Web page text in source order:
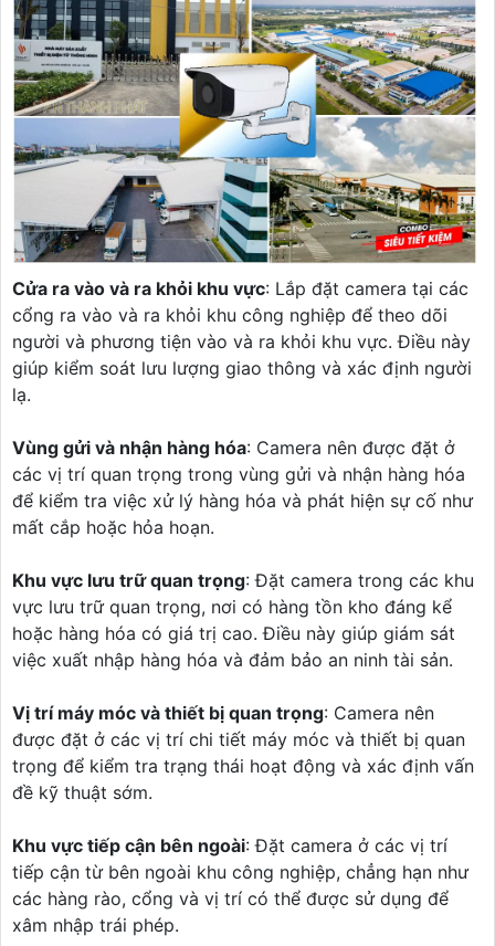
Cửa ra vào và ra khỏi khu vực: Lắp đặt camera tại các
cổng ra vào và ra khỏi khu công nghiệp để theo dõi
người và phương tiện vào và ra khỏi khu vực. Điều này
giúp kiểm soát lưu lượng giao thông và xác định người
lạ.
Vùng gửi và nhận hàng hóa: Camera nên được đặt ở
các vị trí quan trọng trong vùng gửi và nhận hàng hóa
để kiểm tra việc xử lý hàng hóa và phát hiện sự cố như
mất cắp hoặc hỏa hoạn.
Khu vực lưu trữ quan trọng: Đặt camera trong các khu
vực lưu trữ quan trọng, nơi có hàng tồn kho đáng kể
hoặc hàng hóa có giá trị cao. Điều này giúp giám sát
việc xuất nhập hàng hóa và đảm bảo an ninh tài sản.
Vị trí máy móc và thiết bị quan trọng: Camera nên
được đặt ở các vị trí chi tiết máy móc và thiết bị quan
trọng để kiểm tra trạng thái hoạt động và xác định vấn
đề kỹ thuật sớm.
Khu vực tiếp cận bên ngoài: Đặt camera ở các vị trí
tiếp cận từ bên ngoài khu công nghiệp, chẳng hạn như
các hàng rào, cổng và vị trí có thể được sử dụng để
xâm nhập trái phép.